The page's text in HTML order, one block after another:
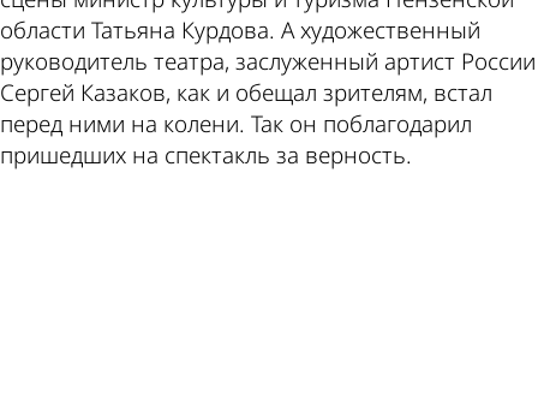
области Татьяна Курдова. А художественный
руководитель театра, заслуженный артист России
Сергей Казаков, как и обещал зрителям, встал
перед ними на колени. Так он поблагодарил
пришедших на спектакль за верность. ⠀